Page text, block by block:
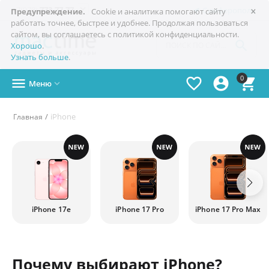
×
Предупреждение.
Cookie и аналитика помогают сайту
работать точнее, быстрее и удобнее. Продолжая пользоваться
сайтом, вы соглашаетесь с политикой конфиденциальности.
Хорошо.
Узнать больше.
Симферополь
+7(978)773-77-77 
0



 Меню 
Главная / iPhone
iPhone 17e iPhone 17 Pro iPhone 17 Pro Max
Почему выбирают iPhone?